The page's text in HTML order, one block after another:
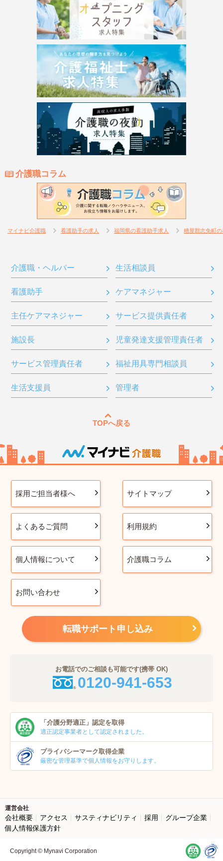
介護職コラム
マイナビ介護職 看護助手の求人 福岡県の看護助手求人 糟屋郡志免町
介護職・ヘルパー 生活相談員
看護助手 ケアマネジャー
主任ケアマネジャー サービス提供責任者
施設長 児童発達支援管理責任者
サービス管理責任者 福祉用具専門相談員
生活支援員 管理者
TOPへ戻る
採用ご担当者様へ サイトマップ
よくあるご質問 利用規約
個人情報について 介護職コラム
お問い合わせ
転職サポート申し込み
お電話でのご相談も可能です(携帯 OK)
0120-941-653
「介護分野適正」 認定を取得
適正認定事業者として認定されました。
プライバシーマーク取得企業
厳密な管理基準で個人情報をお守りします。
運営会社
会社概要 アクセス サスティナビリティ 採用
グループ企業
個人情報保護方針
Copyright © Mynavi Corporation